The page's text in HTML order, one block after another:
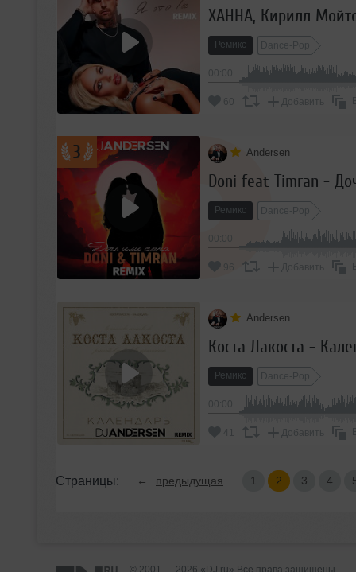
ХАННА, Кирилл
Ремикс Dance-Pop
60 Добавить
3 Andersen
Doni feat Timran -
Ремикс Dance-Pop
96 Добавить
Andersen
Коста Лакоста -
Ремикс Dance-Pop
Добавить
Страницы: ← предыдущая 1 2 3 4
© 2001 — 2026 «DJ.ru» Все права защищены.